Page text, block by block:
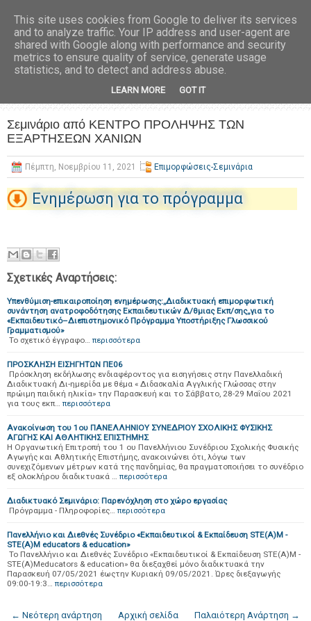
Σεμινάριο από ΚΕΝΤΡΟ ΠΡΟΛΗΨΗΣ ΤΩΝ
ΕΞΑΡΤΗΣΕΩΝ ΧΑΝΙΩΝ
Πέμπτη, Νοεμβρίου 11, 2021 Επιμορφώσεις-Σεμινάρια
Ενημέρωση για το πρόγραμμα
Σχετικές Αναρτήσεις:
Υπενθύμιση-επικαιροποίηση ενημέρωσης:,,Διαδικτυακή επιμορφωτική
συνάντηση ανατροφοδότησης Εκπαιδευτικών Δ/θμιας Εκπ/σης,,για το
«Εκπαιδευτικό–Διεπιστημονικό Πρόγραμμα Υποστήριξης Γλωσσικού
Γραμματισμού»
To σχετικό έγγραφο… περισσότερα
ΠΡΟΣΚΛΗΣΗ ΕΙΣΗΓΗΤΩΝ ΠΕ06
Πρόσκληση εκδήλωσης ενδιαφέροντος για εισηγήσεις στην Πανελλαδική
Διαδικτυακή Δι-ημερίδα με θέμα « Διδασκαλία Αγγλικής Γλώσσας στην
πρώιμη παιδική ηλικία» την Παρασκευή και το Σάββατο, 28-29 Μαΐου 2021
για τους εκπ… περισσότερα
Ανακοίνωση του 1oυ ΠΑΝΕΛΛΗΝΙΟΥ ΣΥΝΕΔΡΙΟΥ ΣΧΟΛΙΚΗΣ ΦΥΣΙΚΗΣ
ΑΓΩΓΗΣ ΚΑΙ ΑΘΛΗΤΙΚΗΣ ΕΠΙΣΤΗΜΗΣ
Η Οργανωτική Επιτροπή του 1 ου Πανελλήνιου Συνέδριου Σχολικής Φυσικής
Αγωγής και Αθλητικής Επιστήμης, ανακοινώνει ότι, λόγω των
συνεχιζόμενων μέτρων κατά της πανδημίας, θα πραγματοποιήσει το συνέδριο
εξ ολοκλήρου διαδικτυακά … περισσότερα
Διαδικτυακό Σεμινάριο: Παρενόχληση στο χώρο εργασίας
Πρόγραμμα - Πληροφορίες… περισσότερα
Πανελλήνιο και Διεθνές Συνέδριο «Εκπαιδευτικοί & Εκπαίδευση STE(A)M -
STE(A)M educators & education»
Το Πανελλήνιο και Διεθνές Συνέδριο «Εκπαιδευτικοί & Εκπαίδευση STE(A)M -
STE(A)Meducators & education» θα διεξαχθεί μόνο διαδικτυακά την
Παρασκευή 07/05/2021 έωςτην Κυριακή 09/05/2021. Ώρες διεξαγωγής
09:00-19:3… περισσότερα
← Νεότερη ανάρτηση Παλαιότερη Ανάρτηση →
Αρχική σελίδα
This site uses cookies from Google to deliver its services
and to analyze traffic. Your IP address and user-agent are
shared with Google along with performance and security
metrics to ensure quality of service, generate usage
statistics, and to detect and address abuse.
LEARN MORE GOT IT